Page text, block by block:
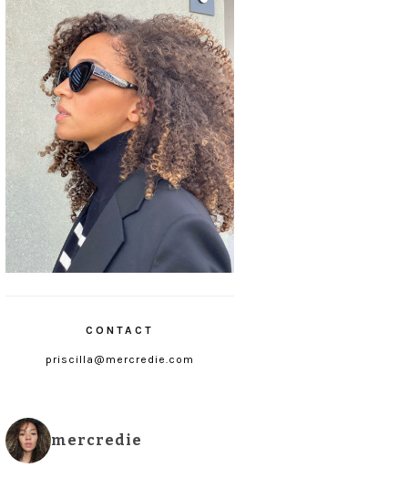
CONTACT
priscilla@mercredie.com
mercredie